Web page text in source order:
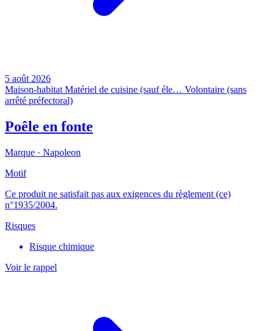
5 août 2026
Maison-habitat Matériel de cuisine (sauf éle… Volontaire (sans
arrêté préfectoral)
Poêle en fonte
Marque · Napoleon
Motif
Ce produit ne satisfait pas aux exigences du règlement (ce)
n°1935/2004.
Risques
Risque chimique
Voir le rappel